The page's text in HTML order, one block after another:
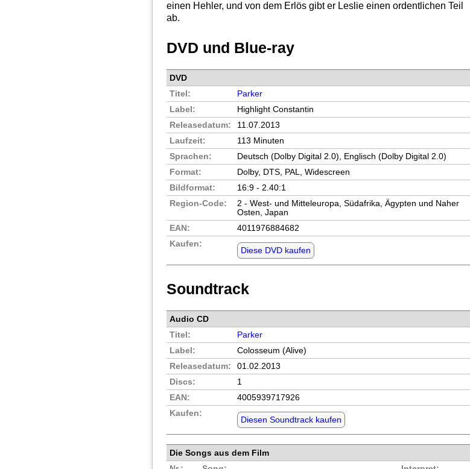
einen Hehler, und von dem Erlös gibt er Leslie einen ordentlichen Teil
ab.
DVD und Blue-ray
DVD
Titel:
Parker
Label:
Highlight Constantin
Releasedatum:
11.07.2013
Laufzeit:
113 Minuten
Sprachen:
Deutsch (Dolby Digital 2.0), Englisch (Dolby Digital 2.0)
Format:
Dolby, DTS, PAL, Widescreen
Bildformat:
16:9 - 2.40:1
Region-Code:
2 - West- und Mitteleuropa, Südafrika, Ägypten und Naher
Osten, Japan
EAN:
4011976884682
Kaufen:
Diese DVD kaufen
Soundtrack
Audio CD
Titel:
Parker
Label:
Colosseum (Alive)
Releasedatum:
01.02.2013
Discs:
1
EAN:
4005939717926
Kaufen:
Diesen Soundtrack kaufen
Die Songs aus dem Film